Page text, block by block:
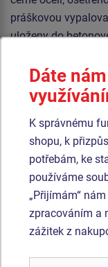
práškovou
uloženy do
polypropylenu s
spojována
pozinkovaný nebo
Produkt - OPD-8301K-10
Opičí dráha -
celokovová (v.p.
Dáte
K správnému
shopu, k
potřebám, ke
používáme
„Přijímám“
zpracováním a
zážitek z